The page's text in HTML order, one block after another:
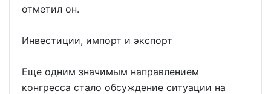
отметил он.
Инвестиции, импорт и экспорт
Еще одним значимым направлением
конгресса стало обсуждение ситуации на